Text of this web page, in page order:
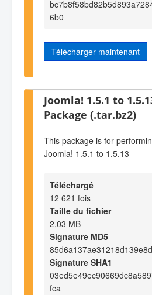
6b0
Télécharger maintenant
Joomla! 1.5.1 to
Package (.tar.bz2)
This package is for
Joomla! 1.5.1 to 1.5.13
Téléchargé
12 621 fois
Taille du fichier
2,03 MB
Signature MD5
Signature SHA1
fca